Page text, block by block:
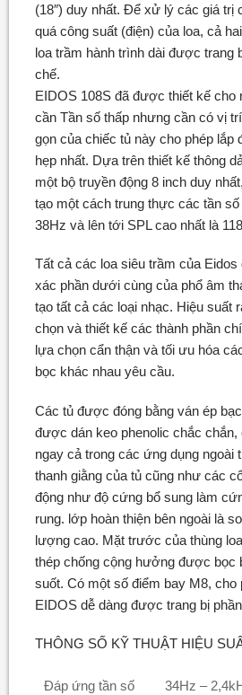
(18″) duy nhất. Để xử lý các giá trị
quá công suất (điện) của loa, cả
loa trầm hành trình dài được trang
chế.
EIDOS 108S đã được thiết kế cho
cần Tần số thấp nhưng cần có vị
gọn của chiếc tủ này cho phép lắp
hẹp nhất. Dựa trên thiết kế thông
một bộ truyền động 8 inch duy
tạo một cách trung thực các tần
38Hz và lên tới SPL cao nhất là
Tất cả các loa siêu trầm của
xác phần dưới cùng của phổ âm
tạo tất cả các loại nhạc. Hiệu suất
chọn và thiết kế các thành phần
lựa chọn cẩn thận và tối ưu hóa
bọc khác nhau yêu cầu.
Các tủ được đóng bằng ván ép
được dán keo phenolic chắc chắn,
ngay cả trong các ứng dụng ngoài
thanh giằng của tủ cũng như các
động như độ cứng bổ sung làm
rung. lớp hoàn thiện bên ngoài là
lượng cao. Mặt trước của thùng
thép chống cộng hưởng được bọc
suốt. Có một số điểm bay M8, cho
EIDOS dễ dàng được trang bị
THÔNG SỐ KỸ THUẬT HIỆU
Đáp ứng tần số
34Hz –